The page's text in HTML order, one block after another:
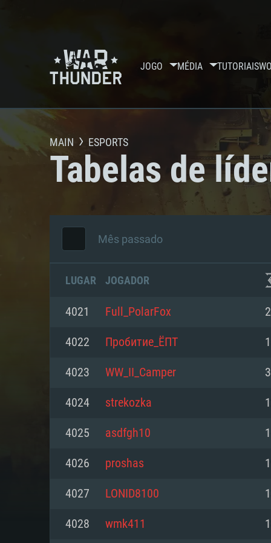
JOGO MÉDIA TUTORIAIS
MAIN ESPORTS
Tabelas de
Mês passado
LUGAR JOGADOR
4021 Full_PolarFox
4022 Пробитие_ЁПТ
4023 WW_II_Camper
4024 strekozka
4025 asdfgh10
4026 proshas
4027 LONID8100
4028 wmk411